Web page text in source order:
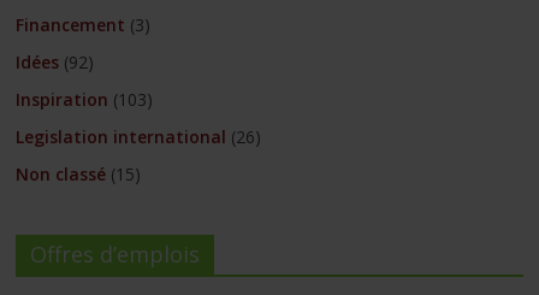
Financement (3)
Idées (92)
Inspiration (103)
Legislation international (26)
Non classé (15)
Offres d’emplois